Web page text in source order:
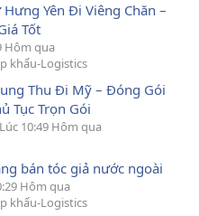
Yên Đi Viêng Chăn –
Tốt
Hôm qua
khẩu-Logistics
Thu Đi Mỹ – Đóng Gói
Tục Trọn Gói
Lúc 10:49 Hôm qua
bán tóc giả nước ngoài
Hôm qua
khẩu-Logistics